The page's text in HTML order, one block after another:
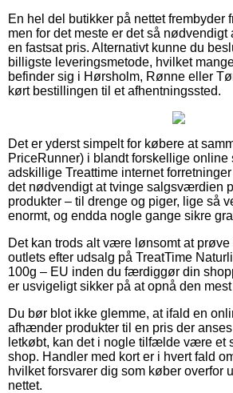
En hel del butikker på nettet frembyder
men for det meste er det så nødvendigt
en fastsat pris. Alternativt kunne du
billigste leveringsmetode, hvilket
befinder sig i Hørsholm, Rønne eller
kørt bestillingen til et afhentningssted.
Det er yderst simpelt for købere at
PriceRunner) i blandt forskellige online
adskillige Treattime internet
det nødvendigt at tvinge salgsværdien
produkter – til drenge og piger, lige så
enormt, og endda nogle gange sikre
Det kan trods alt være lønsomt at
outlets efter udsalg på TreatTime
100g – EU inden du færdiggør din
er usvigeligt sikker på at opnå den
Du bør blot ikke glemme, at ifald en
afhænder produkter til en pris der
letkøbt, kan det i nogle tilfælde være et
shop. Handler med kort er i hvert fald
hvilket forsvarer dig som køber overfor
nettet.